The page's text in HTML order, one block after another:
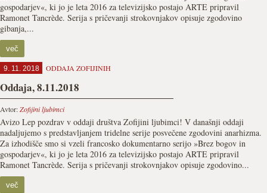
gospodarjev«, ki jo je leta 2016 za televizijsko postajo ARTE pripravil
Ramonet Tancrède. Serija s pričevanji strokovnjakov opisuje zgodovino
gibanja,...
več
9. 11. 2018 ODDAJA ZOFIJINIH
Oddaja, 8.11.2018
Avtor:Zofijini ljubimci
Avizo Lep pozdrav v oddaji društva Zofijini ljubimci! V današnji oddaji
nadaljujemo s predstavljanjem tridelne serije posvečene zgodovini anarhizma.
Za izhodišče smo si vzeli francosko dokumentarno serijo »Brez bogov in
gospodarjev«, ki jo je leta 2016 za televizijsko postajo ARTE pripravil
Ramonet Tancrède. Serija s pričevanji strokovnjakov opisuje zgodovino...
več